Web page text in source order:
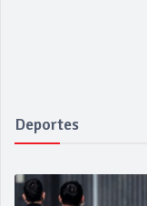
Deportes